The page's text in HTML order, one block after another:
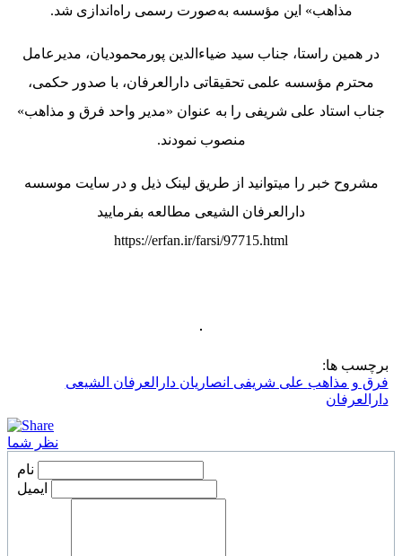
مذاهب» این مؤسسه به‌صورت رسمی راه‌اندازی شد.
در همین راستا، جناب سید ضیاءالدین پورمحمودیان، مدیرعامل
محترم مؤسسه علمی تحقیقاتی دارالعرفان، با صدور حکمی،
جناب استاد علی شریفی را به عنوان «مدیر واحد فرق و مذاهب»
منصوب نمودند.
مشروح خبر را میتوانید از طریق لینک ذیل و در سایت موسسه
دارالعرفان الشیعی مطالعه بفرمایید
https://erfan.ir/farsi/97715.html
برچسب ها:
فرق و مذاهب علی شریفی انصاریان دارالعرفان الشیعی
دارالعرفان
نظر شما
نام
ایمیل